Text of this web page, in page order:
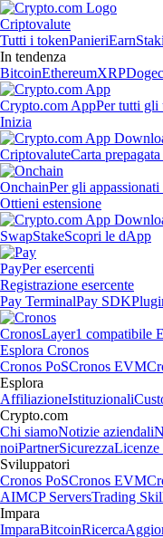
Criptovalute
Tutti i tokenPanieriEarn
In tendenza
BitcoinEthereumXRP
Crypto.com AppPer tutti gli
Inizia
CriptovaluteCarta
OnchainPer gli
Ottieni estensione
SwapStakeScopri le dApp
PayPer esercenti
Registrazione esercente
Pay TerminalPay SDK
CronosLayer1 compatibile
Esplora Cronos
Cronos PoSCronos EVM
Esplora
AffiliazioneIstituzionali
Crypto.com
Chi siamoNotizie aziendali
noiPartnerSicurezzaLicenze
Sviluppatori
Cronos PoSCronos EVM
AIMCP ServersTrading
Impara
ImparaBitcoinRicerca